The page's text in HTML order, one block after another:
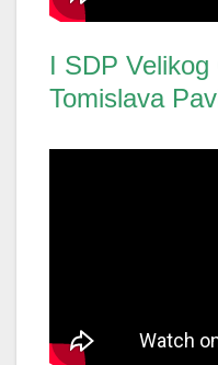
I SDP
Tomislava